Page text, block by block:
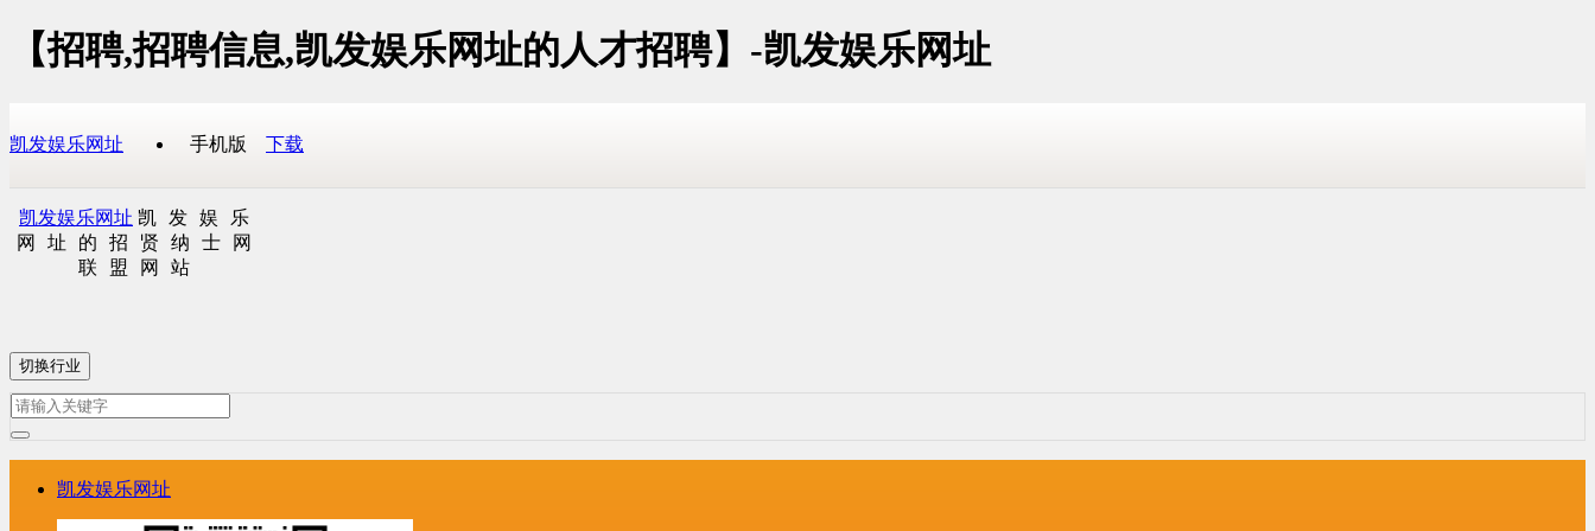
【招聘,招聘信息,凯发娱乐网址的人才招聘】-凯发娱乐网址
凯发娱乐网址 手机版 下载
凯发娱乐网址 凯发娱乐
网址的招贤纳士网
联盟网站
切换行业
凯发娱乐网址